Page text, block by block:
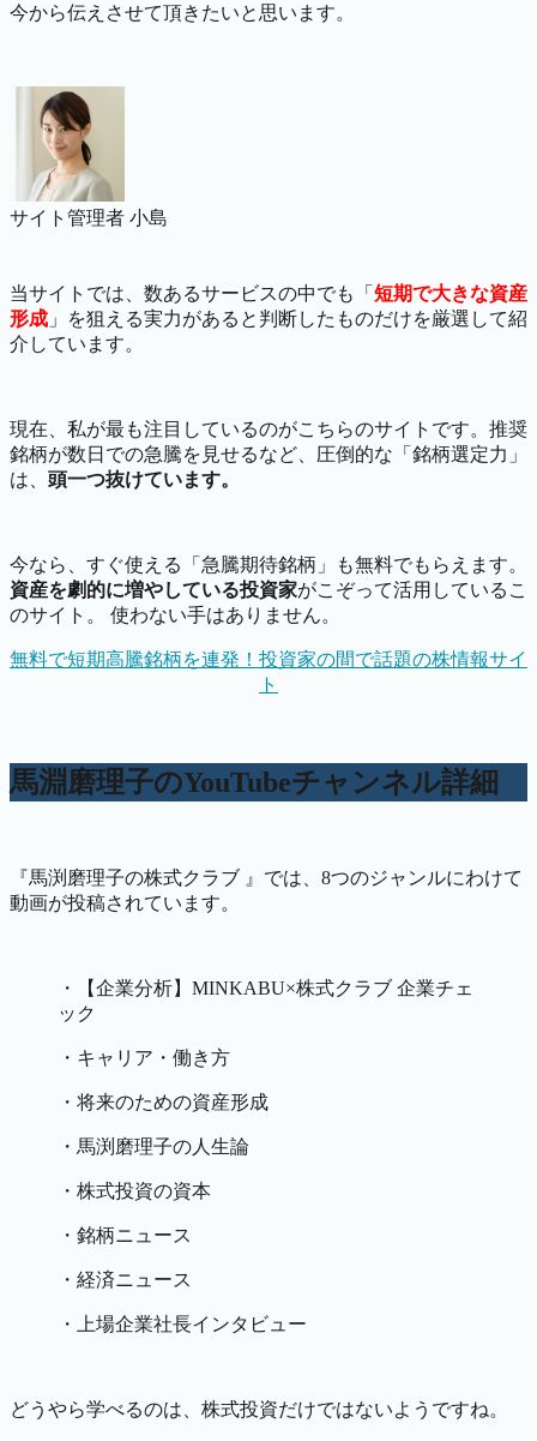
今から伝えさせて頂きたいと思います。
サイト管理者 小島
当サイトでは、数あるサービスの中でも「 短期で大きな資産
形成 」を狙える実力があると判断したものだけを厳選して紹
介しています。
現在、私が最も注目しているのがこちらのサイトです。推奨
銘柄が数日での急騰を見せるなど、圧倒的な「銘柄選定力」
は、 頭一つ抜けています。
今なら、すぐ使える「急騰期待銘柄」も無料でもらえます。
資産を劇的に増やしている投資家がこぞって活用しているこ
のサイト。 使わない手はありません。
無料で短期高騰銘柄を連発！投資家の間で話題の株情報サイ
ト
馬淵磨理子のYouTubeチャンネル詳細
『馬渕磨理子の株式クラブ 』では、8つのジャンルにわけて
動画が投稿されています。
・【企業分析】MINKABU×株式クラブ 企業チェ
ック
・キャリア・働き方
・将来のための資産形成
・馬渕磨理子の人生論
・株式投資の資本
・銘柄ニュース
・経済ニュース
・上場企業社長インタビュー
どうやら学べるのは、株式投資だけではないようですね。